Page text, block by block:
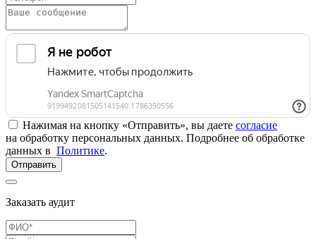
Нажимая на кнопку «Отправить», вы даете согласие
на обработку персональных данных. Подробнее об обработке
данных в Политике.
Отправить
Заказать аудит